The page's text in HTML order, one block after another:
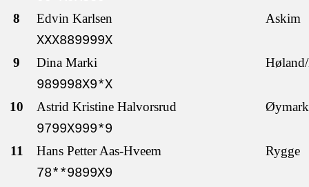
8 Edvin Karlsen Askim
XXX889999X
9 Dina Marki
989998X9*X
10 Astrid Kristine Halvorsrud Øymark
9799X999*9
11 Hans Petter Aas-Hveem Rygge
78**9899X9